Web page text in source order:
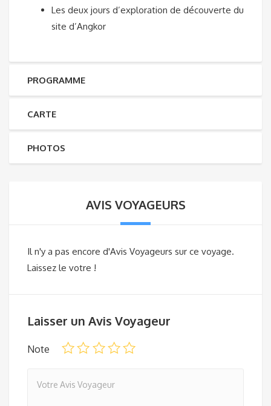
Les deux jours d’exploration de découverte du
site d’Angkor
PROGRAMME
CARTE
PHOTOS
AVIS VOYAGEURS
Il n'y a pas encore d'Avis Voyageurs sur ce voyage.
Laissez le votre !
Laisser un Avis Voyageur
Note